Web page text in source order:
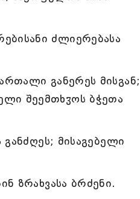
ძლიერებასა
განერეს მისგან;
შეემთხჳოს ბჭეთა
მისაგებელი
ზრახვასა ბრძენი.